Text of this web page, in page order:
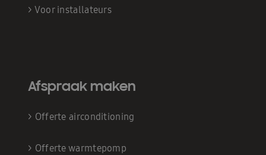
> Voor installateurs
Afspraak maken
> Offerte airconditioning
> Offerte warmtepomp